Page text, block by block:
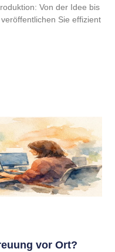
Von der Idee bis
Sie effizient
vor Ort?